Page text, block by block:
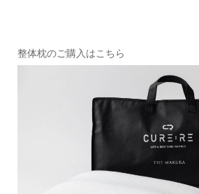
整体枕のご購入はこちら